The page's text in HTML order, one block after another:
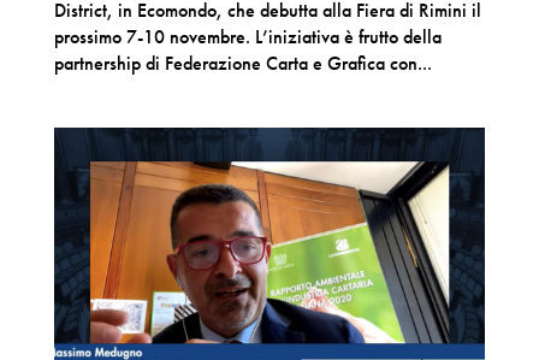
District, in Ecomondo, che debutta alla Fiera di Rimini il
prossimo 7-10 novembre. L’iniziativa è frutto della
partnership di Federazione Carta e Grafica con...